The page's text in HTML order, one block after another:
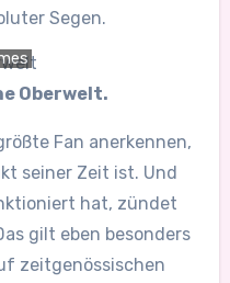
Segen.
Oberwelt.
Fan anerkennen,
seiner Zeit ist. Und
hat, zündet
gilt eben besonders
zeitgenössischen